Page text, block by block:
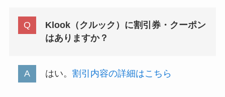
Klook（クルック）に割引券・クーポン
はありますか？
はい。 割引内容の詳細はこちら